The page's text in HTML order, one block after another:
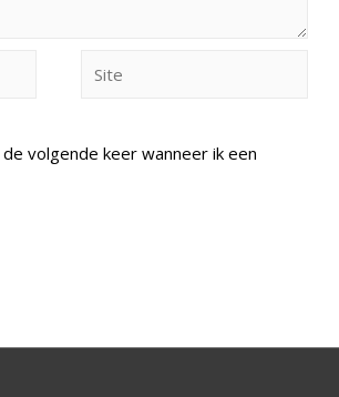
volgende keer wanneer ik een